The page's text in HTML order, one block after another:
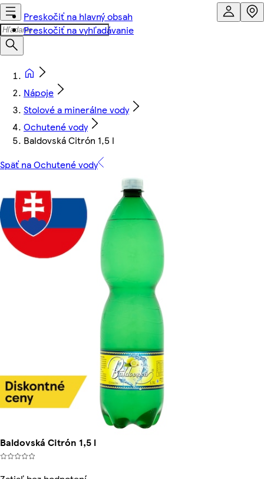
Preskočiť na hlavný obsah
Preskočiť na vyhľadávanie
Nápoje
Stolové a minerálne vody
Ochutené vody
Baldovská Citrón 1,5 l
Späť na Ochutené vody
Baldovská Citrón 1,5 l